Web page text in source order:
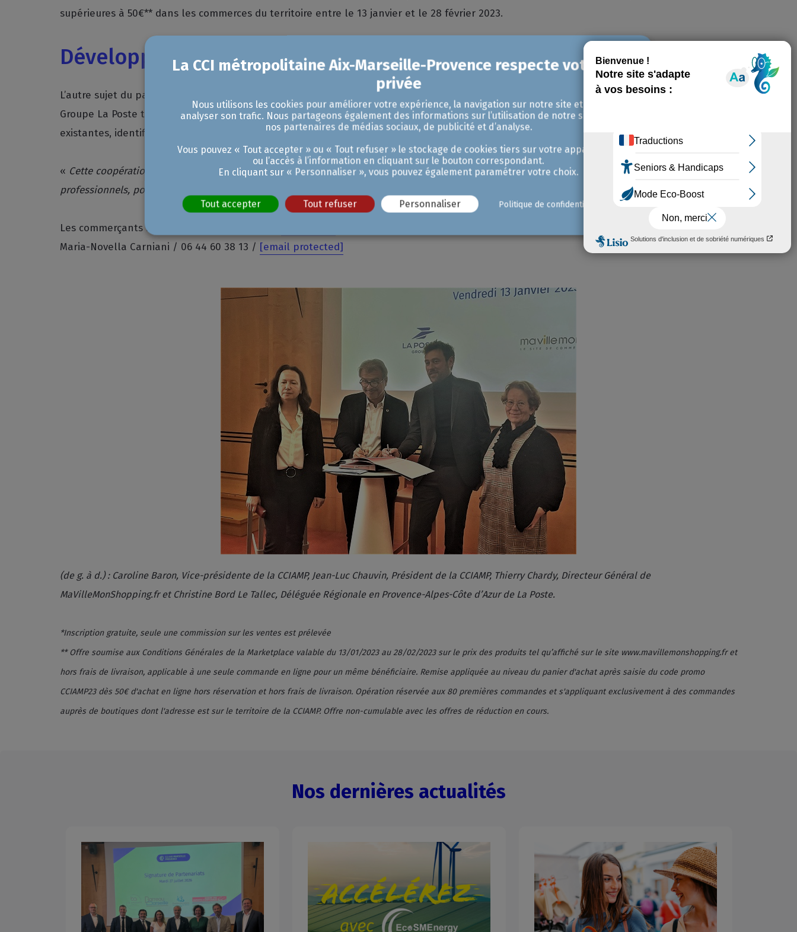
supérieures à 50€** dans les commerces du territoire entre le 13 janvier et le 28 février 2023.
Développer la logistique urbaine
L’autre sujet du partenariat concerne la logistique urbaine, de plus en plus prégnante depuis la mise en place de la ZFE-m. La CCIAMP et le
Groupe La Poste travailleront ainsi main dans la main pour sensibiliser les commerçants sur le sujet et faire connaitre les solutions
existantes, identifier des projets innovants et en étudier la possibilité de mettre en place une expérimentation.
« Cette coopération renforcée avec la CCI sur la livraison de marchandises en centre-ville ouvre des opportunités nouvelles au service des
professionnels, pour renforcer l’attractivité du territoire
», conclut Christine Bord Le Tallec, déléguée régionale du Groupe La Poste.
Les commerçants intéressés à s'inscrire sur la
Maria-Novella Carniani / 06 44 60 38 13 / [email protected]
(de g. à d.) : Caroline Baron, Vice-présidente de la CCIAMP, Jean-Luc Chauvin, Président de la CCIAMP, Thierry Chardy, Directeur Général de
MaVilleMonShopping.fr et Christine Bord Le Tallec, Déléguée Régionale en Provence-Alpes-Côte d’Azur de La Poste.
*Inscription gratuite, seule une commission sur les ventes est prélevée
** Offre soumise aux Conditions Générales de la Marketplace valable du 13/01/2023 au 28/02/2023 sur le prix des produits tel qu’affiché sur le site www.mavillemonshopping.fr et
hors frais de livraison, applicable à une seule commande en ligne pour un même bénéficiaire. Remise appliquée au niveau du panier d'achat après saisie du code promo
CCIAMP23 dès 50€ d'achat en ligne hors réservation et hors frais de livraison. Opération réservée aux 80 premières commandes et s'appliquant exclusivement à des commandes
auprès de boutiques dont l'adresse est sur le territoire de la CCIAMP. Offre non-cumulable avec les offres de réduction en cours.
Nos dernières actualités
Nous utilisons les cookies pour améliorer votre expérience, la navigation sur notre site et pour
analyser son trafic. Nous partageons également des informations sur l’utilisation de notre site avec
nos partenaires de médias sociaux, de publicité et d’analyse.
Vous pouvez « Tout accepter » ou « Tout refuser » le stockage de cookies tiers sur votre appareil et /
ou l’accès à l’information en cliquant sur le bouton correspondant.
En cliquant sur « Personnaliser », vous pouvez également paramétrer votre choix.
Tout accepter Tout refuser Personnaliser Politique de confidentialité